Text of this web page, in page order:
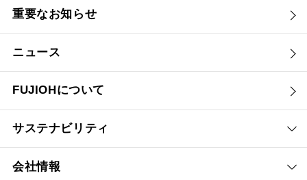
重要なお知らせ
ニュース
FUJIOHについて
サステナビリティ
会社情報